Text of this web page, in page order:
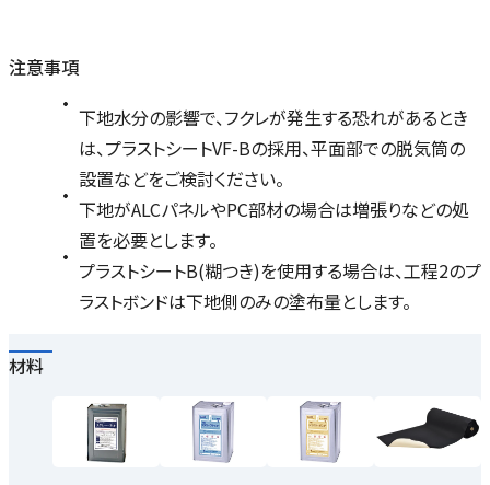
注意事項
下地水分の影響で、フクレが発生する恐れがあるとき
は、プラストシートVF-Bの採用、平面部での脱気筒の
設置などをご検討ください。
下地がALCパネルやPC部材の場合は増張りなどの処
置を必要とします。
プラストシートB(糊つき)を使用する場合は、工程2のプ
ラストボンドは下地側のみの塗布量とします。
材料